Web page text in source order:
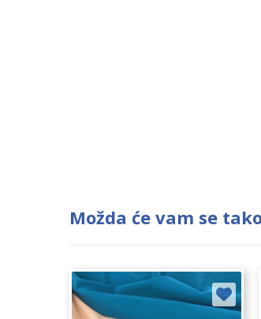
Možda će vam se